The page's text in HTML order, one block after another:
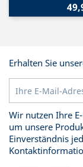
Erhalten Sie
Wir nutzen Ihre
um unsere
Einverständnis